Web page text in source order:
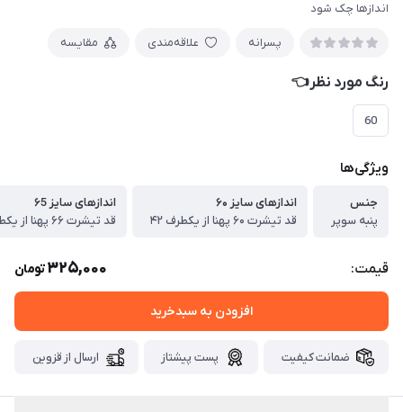
اندازها چک شود
پسرانه علاقه‌مندی مقایسه
رنگ مورد نظر👈
60
ویژگی‌ها
جنس
پنبه سوپر
اندازهای سایز ۶۰
قد تیشرت ۶۰ پهنا از یکطرف ۴۲
اندازهای سایز ۶5
قد تیشرت ۶۶ پهنا از یکطرف ۴۸
قیمت: 325,000تومان
افزودن به سبدخرید
ضمانت کیفیت پست پیشتاز ارسال از قزوین